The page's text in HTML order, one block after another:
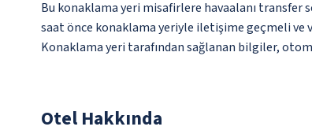
Bu konaklama yeri misafirlere havaalanı
saat önce konaklama yeriyle iletişime geçmeli ve
Konaklama yeri tarafından sağlanan bilgiler,
Otel Hakkında